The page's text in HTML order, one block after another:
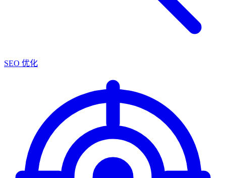
SEO 优化